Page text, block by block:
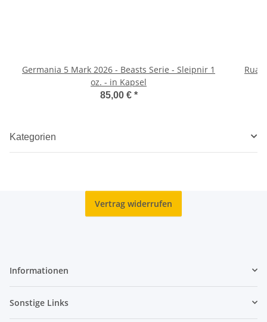
Germania 5 Mark 2026 - Beasts Serie - Sleipnir 1
oz. - in Kapsel
85,00 € *
Kategorien
Vertrag widerrufen
Informationen
Sonstige Links